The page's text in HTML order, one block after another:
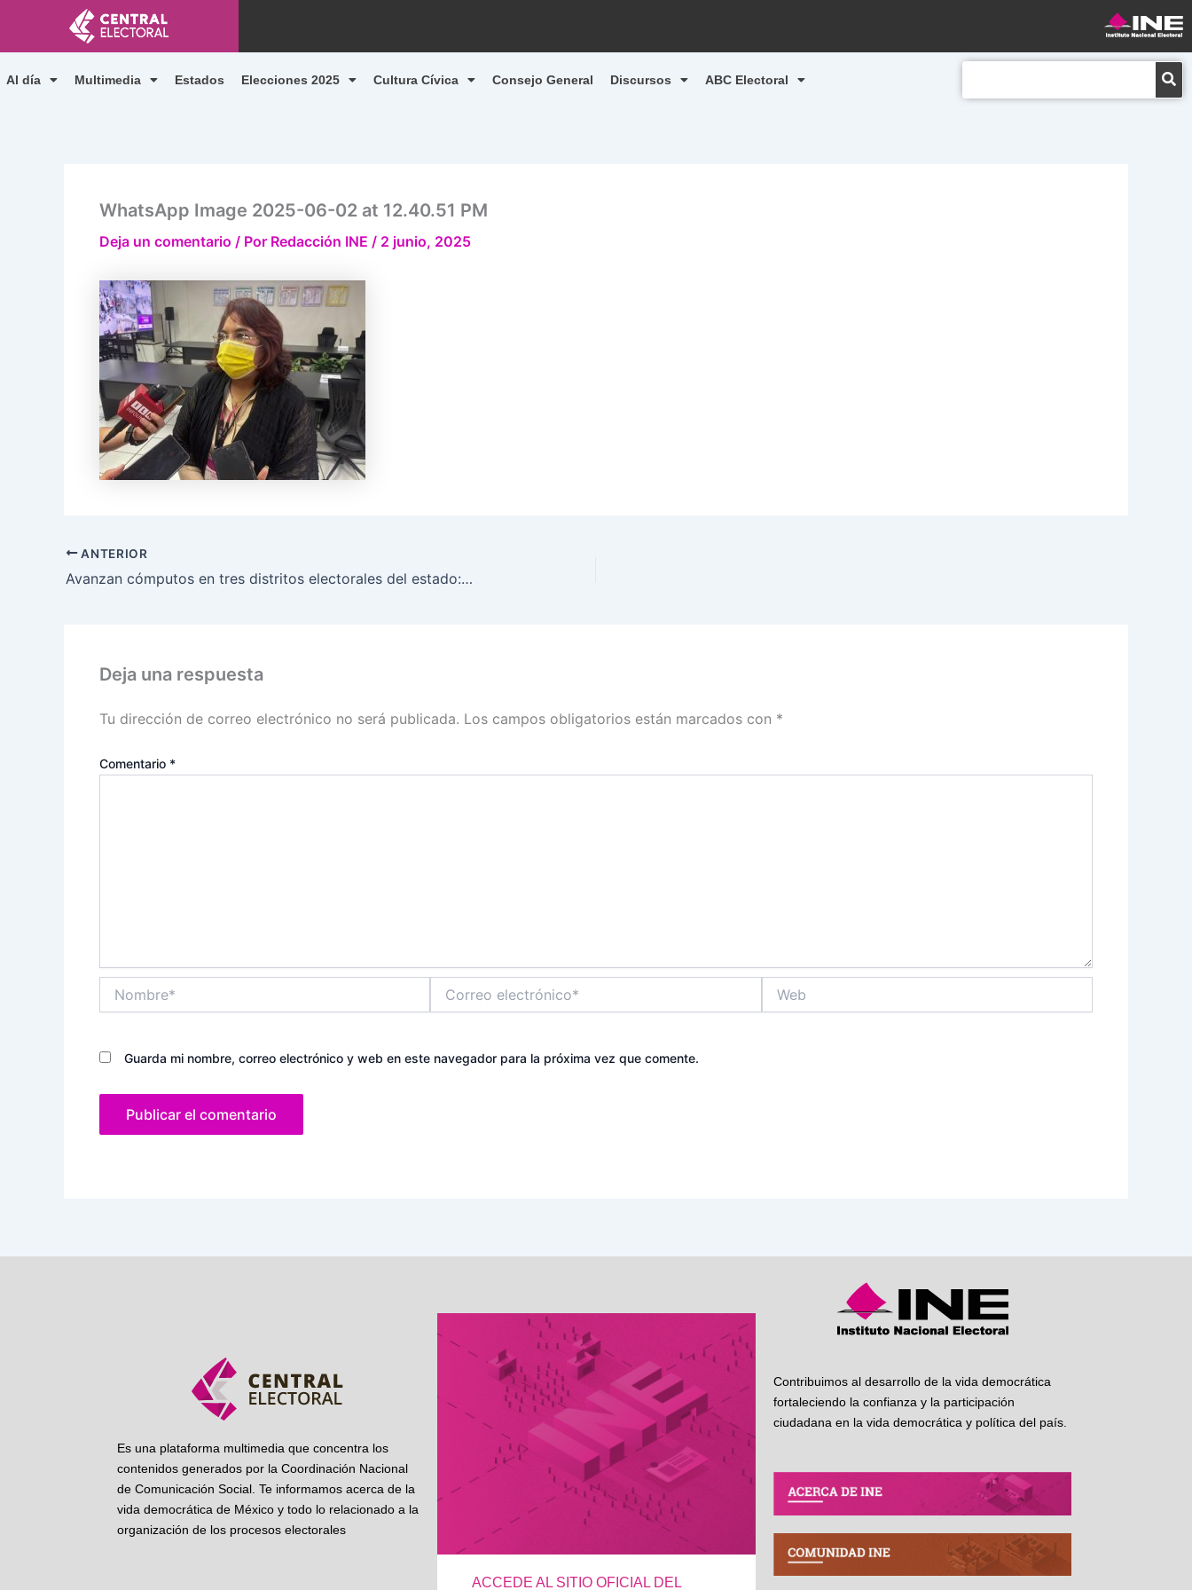
contenido
Al día Multimedia Estados Elecciones 2025 Cultura Cívica Consejo General Discursos ABC Electoral
WhatsApp Image 2025-06-02 at 12.40.51 PM
Deja un comentario / Por Redacción INE / 2 junio, 2025
ANTERIOR
Avanzan cómputos en tres distritos electorales del estado: INE Aguascalientes
Deja una respuesta
Tu dirección de correo electrónico no será publicada. Los campos obligatorios están marcados con *
Comentario *
electrónico*
Guarda mi nombre, correo electrónico y web en este navegador para la próxima vez que comente.
Es una plataforma multimedia que concentra los
contenidos generados por la Coordinación Nacional
de Comunicación Social. Te informamos acerca de la
vida democrática de México y todo lo relacionado a la
organización de los procesos electorales
ACCEDE AL SITIO OFICIAL DEL
Contribuimos al desarrollo de la vida democrática
fortaleciendo la confianza y la participación
ciudadana en la vida democrática y política del país.